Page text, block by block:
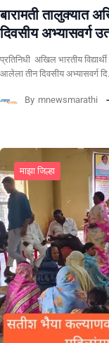
बारामती तालुक्यात
दिवसीय अभ्यासवर्ग
प्रतिनिधी अखिल भारतीय
आलेला तीन दिवसीय अभ्यासवर्ग
By mnewsmarathi
माझा जिल्हा